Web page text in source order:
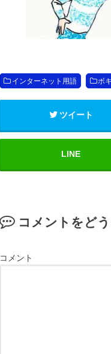
インターネット用語 ボ
ツイート
LINE
コメントをど
コメント